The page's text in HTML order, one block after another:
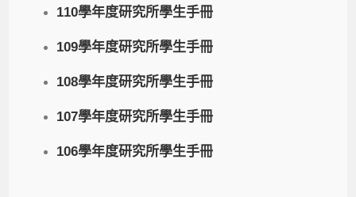
110學年度研究所學生手冊
109學年度研究所學生手冊
108學年度研究所學生手冊
107學年度研究所學生手冊
106學年度研究所學生手冊